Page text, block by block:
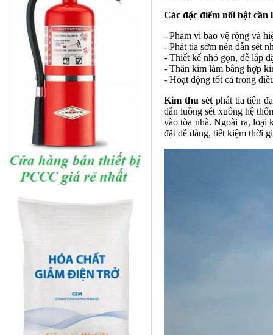
Các đặc điểm nổi bật cần
- Phạm vi bảo vệ rộng và
- Phát tia sớm nên dẫn sét
- Thiết kế nhỏ gọn, dễ lắp
- Thân kim làm bằng hợp
- Hoạt động tốt cả trong
Kim thu sétphát tia tiên
dẫn luồng sét xuống hệ
vào tòa nhà. Ngoài ra, loại
đặt dễ dàng, tiết kiệm thời